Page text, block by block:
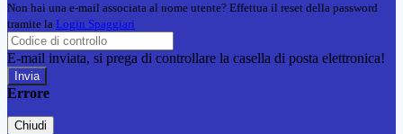
Non hai una e-mail associata al nome utente? Effettua il reset della password
tramite la Login Spaggiari
E-mail inviata, si prega di controllare la casella di posta elettronica!
Errore
Chiudi